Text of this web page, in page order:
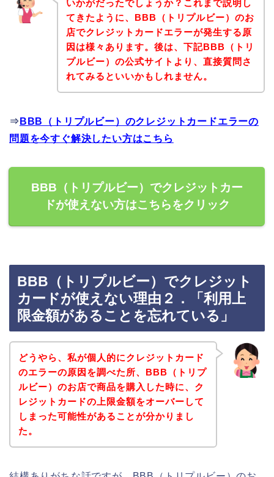
いかがだったでしょうか？これまで説明し
てきたように、BBB（トリプルビー）のお
店でクレジットカードエラーが発生する原
因は様々あります。後は、下記BBB（トリ
プルビー）の公式サイトより、直接質問さ
れてみるといいかもしれません。
⇒ BBB（トリプルビー）のクレジットカードエラーの
問題を今すぐ解決したい方はこちら
BBB（トリプルビー）でクレジットカー
ドが使えない方はこちらをクリック
BBB（トリプルビー）でクレジット
カードが使えない理由２．「利用上
限金額があることを忘れている」
どうやら、私が個人的にクレジットカード
のエラーの原因を調べた所、BBB（トリプ
ルビー）のお店で商品を購入した時に、ク
レジットカードの上限金額をオーバーして
しまった可能性があることが分かりまし
た。